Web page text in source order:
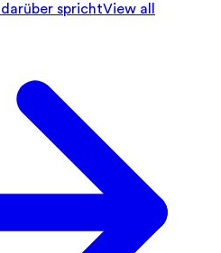
sprichtView all